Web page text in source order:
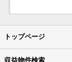
トップページ
収益物件検索